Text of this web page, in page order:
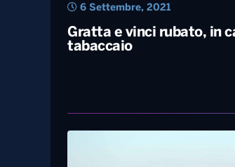
Gratta e vinci rubato, in
tabaccaio
6 Settembre, 2021